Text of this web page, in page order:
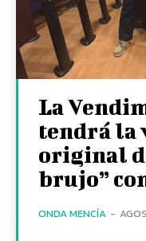
La
tendrá la
original
brujo”
ONDA MENCÍA -